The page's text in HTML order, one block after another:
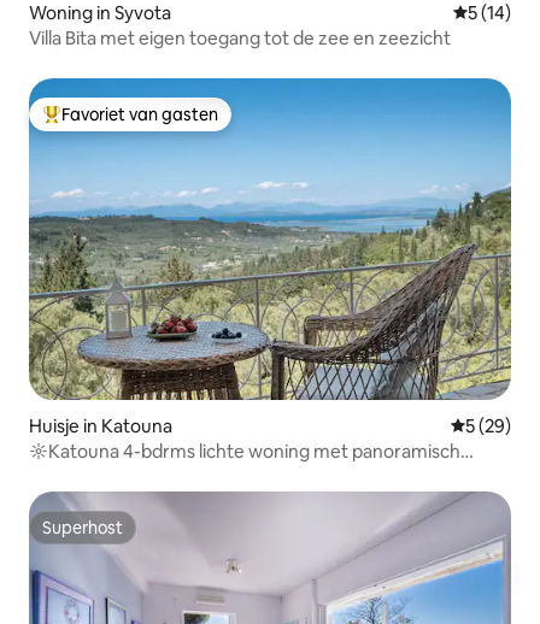
Woning in Syvota
5 (14)
Villa Bita met eigen toegang tot de zee en zeezicht
Topfavoriet van gasten
Favoriet van gasten
Huisje in Katouna
5 (29)
☼Katouna 4-bdrms lichte woning met panoramisch
Superhost
Superhost